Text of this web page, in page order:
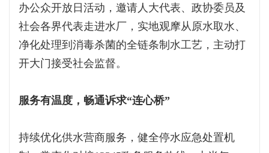
办公众开放日活动，邀请人大代表、政协委员及
社会各界代表走进水厂，实地观摩从原水取水、
净化处理到消毒杀菌的全链条制水工艺，主动打
开大门接受社会监督。
服务有温度，畅通诉求“连心桥”
持续优化供水营商服务，健全停水应急处置机